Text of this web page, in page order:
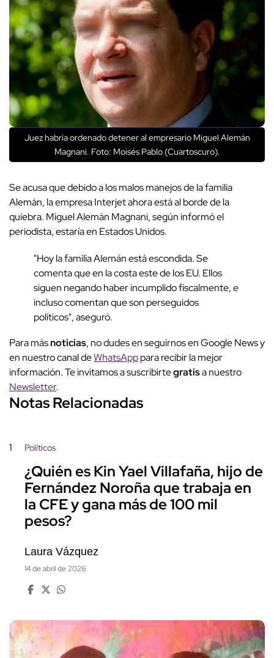
Juez habría ordenado detener al empresario Miguel Alemán
Magnani. Foto: Moisés Pablo (Cuartoscuro).
Se acusa que debido a los malos manejos de la familia
Alemán, la empresa Interjet ahora está al borde de la
quiebra. Miguel Alemán Magnani, según informó el
periodista, estaría en Estados Unidos.
"Hoy la familia Alemán está escondida. Se
comenta que en la costa este de los EU. Ellos
siguen negando haber incumplido fiscalmente, e
incluso comentan que son perseguidos
políticos", aseguró.
Para másnoticias, no dudes en seguirnos en Google News y
en nuestro canal deWhatsApppara recibir la mejor
información. Te invitamos a suscribirtegratisa nuestro
Newsletter.
Notas Relacionadas
1 Políticos
¿Quién es Kin Yael Villafaña, hijo de
Fernández Noroña que trabaja en
la CFE y gana más de 100 mil
pesos?
Laura Vázquez
14 de abril de 2026